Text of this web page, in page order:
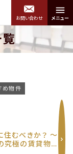
区・西淀川区
お問い合わせ メニュー
め物件
住むべきか？ 〜
究極の賃貸物